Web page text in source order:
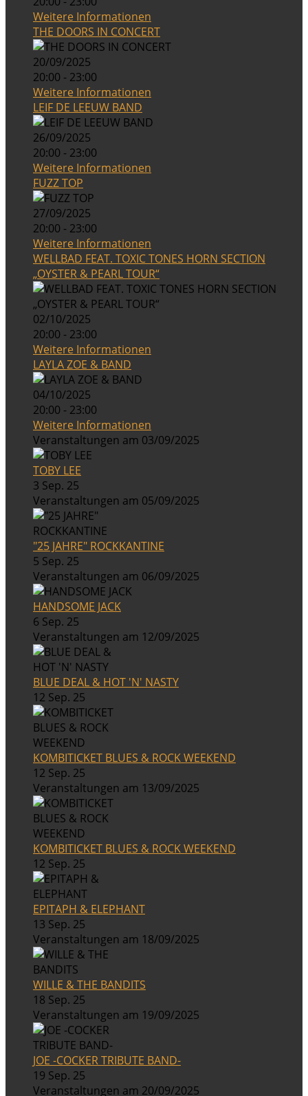
Weitere Informationen
THE DOORS IN CONCERT
20/09/2025
20:00 - 23:00
Weitere Informationen
LEIF DE LEEUW BAND
26/09/2025
20:00 - 23:00
Weitere Informationen
FUZZ TOP
27/09/2025
20:00 - 23:00
Weitere Informationen
WELLBAD FEAT. TOXIC TONES HORN SECTION
„OYSTER & PEARL TOUR“
02/10/2025
20:00 - 23:00
Weitere Informationen
LAYLA ZOE & BAND
04/10/2025
20:00 - 23:00
Weitere Informationen
Veranstaltungen am 03/09/2025
TOBY LEE
3 Sep. 25
Veranstaltungen am 05/09/2025
"25 JAHRE" ROCKKANTINE
5 Sep. 25
Veranstaltungen am 06/09/2025
HANDSOME JACK
6 Sep. 25
Veranstaltungen am 12/09/2025
BLUE DEAL & HOT 'N' NASTY
12 Sep. 25
KOMBITICKET BLUES & ROCK WEEKEND
12 Sep. 25
Veranstaltungen am 13/09/2025
KOMBITICKET BLUES & ROCK WEEKEND
12 Sep. 25
EPITAPH & ELEPHANT
13 Sep. 25
Veranstaltungen am 18/09/2025
WILLE & THE BANDITS
18 Sep. 25
Veranstaltungen am 19/09/2025
JOE -COCKER TRIBUTE BAND-
19 Sep. 25
Veranstaltungen am 20/09/2025